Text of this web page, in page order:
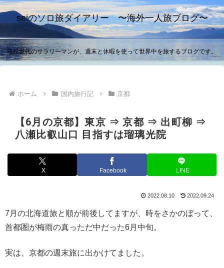
seiのソロ旅ダイアリー 〜海外一人旅ブログ〜
現役世代のサラリーマンが、週末と休暇を使って世界中を旅するブログです。
ホーム 国内旅行記 京都
【6月の京都】東京 ⇒ 京都 ⇒ 出町柳 ⇒
八瀬比叡山口 目指すは瑠璃光院
X Facebook LINE
2022.08.10 2022.09.24
7月の北海道旅と順が前後してますが、時をさかのぼって、
首都圏が梅雨の真っただ中だった6月中旬。
実は、京都の週末旅に出かけてました。